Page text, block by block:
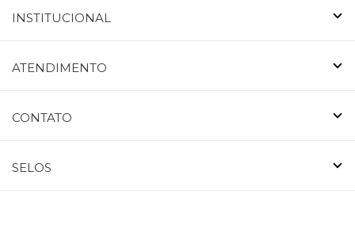
INSTITUCIONAL
ATENDIMENTO
CONTATO
SELOS